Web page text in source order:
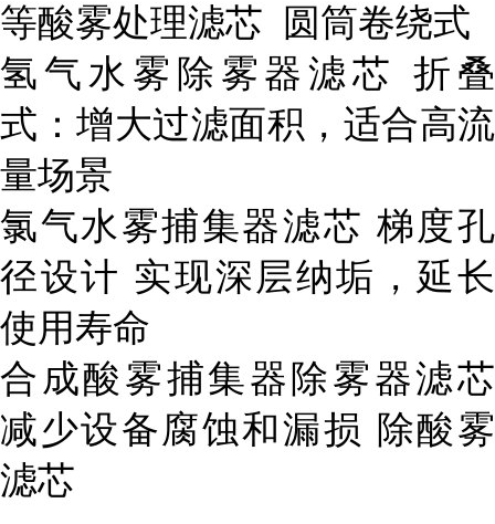
等酸雾处理滤芯 圆筒卷绕式
氢气水雾除雾器滤芯 折叠
式：增大过滤面积，适合高流
量场景
氯气水雾捕集器滤芯 梯度孔
径设计 实现深层纳垢，延长
使用寿命
合成酸雾捕集器除雾器滤芯
减少设备腐蚀和漏损 除酸雾
滤芯